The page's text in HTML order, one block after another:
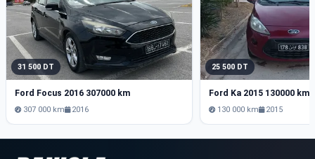
31 500 DT
Ford Focus 2016 307000 km
307 000 km 2016
25 500 DT
Ford Ka 2015 130000 km
130 000 km 2015